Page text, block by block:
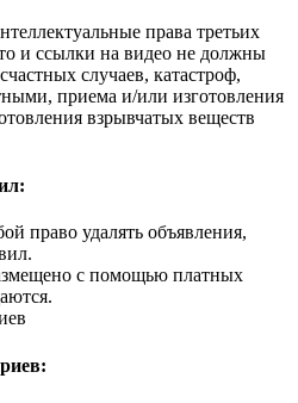
права третьих
и ссылки на видео не должны
случаев, катастроф,
приема и/или изготовления
взрывчатых веществ
право удалять объявления,
с помощью платных